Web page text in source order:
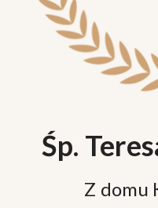
Śp.
Z domu